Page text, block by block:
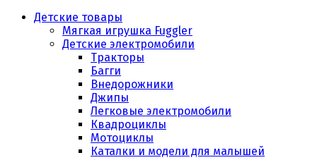
Детские товары
Мягкая игрушка Fuggler
Детские электромобили
Тракторы
Багги
Внедорожники
Джипы
Легковые электромобили
Квадроциклы
Мотоциклы
Каталки и модели для малышей